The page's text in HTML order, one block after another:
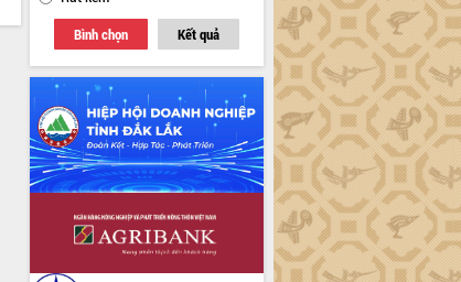
Bình chọn Kết quả